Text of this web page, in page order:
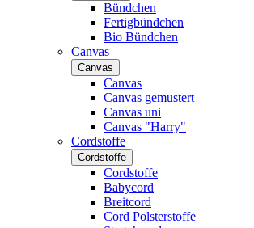
Bündchen
Fertigbündchen
Bio Bündchen
Canvas
Canvas
Canvas
Canvas gemustert
Canvas uni
Canvas "Harry"
Cordstoffe
Cordstoffe
Cordstoffe
Babycord
Breitcord
Cord Polsterstoffe